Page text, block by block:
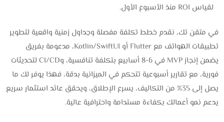
لقياس ROI منذ الأسبوع الأول.
في متقن تك، نقدم خطط تكلفة مفصلة وجداول زمنية واقعية لتطوير
تطبيقات الهواتف مع Flutter أو Kotlin/SwiftUI، مدعومة بفريق
يضمن إنجاز MVP في 6-8 أسابيع بتكلفة تنافسية، وCI/CD لتحديثات
فورية، مع تقارير أسبوعية تتحكم في الميزانية بدقة، فهذا يوفر لك ما
يصل إلى 35% من التكاليف، يسرع الإطلاق، ويحقق عائد استثمار سريع
يدعم نمو أعمالك بكفاءة مستدامة واحترافية عالية.